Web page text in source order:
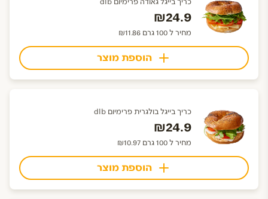
₪24.9
מחיר ל 100 גרם ₪11.86
הוספת מוצר
כריך בייגל בולגרית פרימיום dlb
₪24.9
מחיר ל 100 גרם ₪10.97
הוספת מוצר